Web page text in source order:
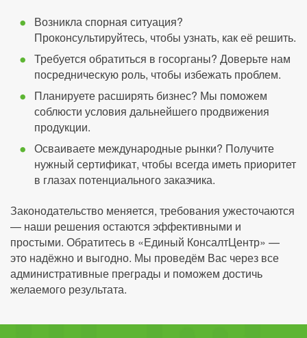
Возникла спорная ситуация?
Проконсультируйтесь, чтобы узнать, как её решить.
Требуется обратиться в госорганы? Доверьте нам
посредническую роль, чтобы избежать проблем.
Планируете расширять бизнес? Мы поможем
соблюсти условия дальнейшего продвижения
продукции.
Осваиваете международные рынки? Получите
нужный сертификат, чтобы всегда иметь приоритет
в глазах потенциального заказчика.
Законодательство меняется, требования ужесточаются
— наши решения остаются эффективными и
простыми. Обратитесь в «Единый КонсалтЦентр» —
это надёжно и выгодно. Мы проведём Вас через все
административные преграды и поможем достичь
желаемого результата.